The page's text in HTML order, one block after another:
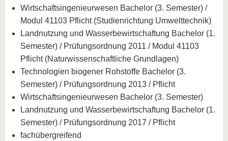
Wirtschaftsingenieurwesen Bachelor (3. Semester) /
Modul 41103 Pflicht (Studienrichtung Umwelttechnik)
Landnutzung und Wasserbewirtschaftung Bachelor (1.
Semester) / Prüfungsordnung 2011 / Modul 41103
Pflicht (Naturwissenschaftliche Grundlagen)
Technologien biogener Rohstoffe Bachelor (3.
Semester) / Prüfungsordnung 2013 / Pflicht
Wirtschaftsingenieurwesen Bachelor (3. Semester)
Landnutzung und Wasserbewirtschaftung Bachelor (1.
Semester) / Prüfungsordnung 2017 / Pflicht
fachübergreifend